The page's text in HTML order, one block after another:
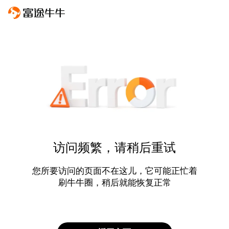
访问频繁，请稍后重试
您所要访问的页面不在这儿，它可能正忙着
刷牛牛圈，稍后就能恢复正常